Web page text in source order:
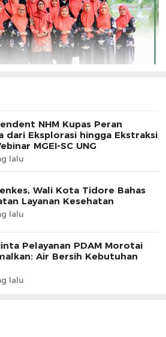
NHM Kupas Peran
dari Eksplorasi hingga Ekstraksi
MGEI-SC UNG
lalu
Wali Kota Tidore Bahas
Layanan Kesehatan
lalu
Pelayanan PDAM Morotai
Air Bersih Kebutuhan
lalu